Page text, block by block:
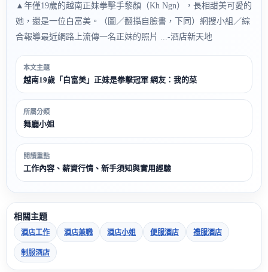
▲年僅19歲的越南正妹拳擊手黎顏（Kh Ngn），長相甜美可愛的
她，還是一位白富美。（圖／翻攝自臉書，下同）網搜小組／綜
合報導最近網路上流傳一名正妹的照片 ...-酒店新天地
本文主題
越南19歲「白富美」正妹是拳擊冠軍 網友︰我的菜
所屬分類
舞廳小姐
閱讀重點
工作內容、薪資行情、新手須知與實用經驗
相關主題
酒店工作 酒店兼職 酒店小姐 便服酒店 禮服酒店
制服酒店